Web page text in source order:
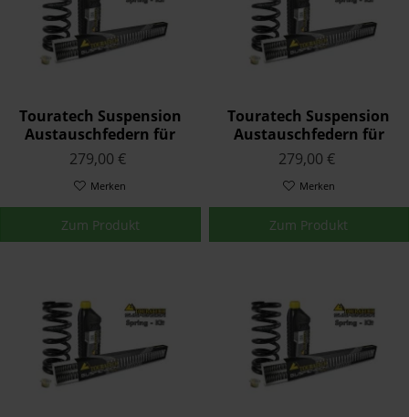
Touratech Suspension
Austauschfedern für
Yamaha YZF 750 SP 1993
-
279,00 €
Merken
Zum Produkt
Touratech Suspension
Austauschfedern für
Yamaha YZF 750 R 1994 -
279,00 €
Merken
Zum Produkt